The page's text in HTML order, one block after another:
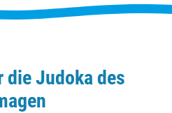
die Judoka des